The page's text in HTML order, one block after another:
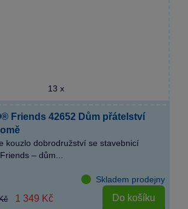
13 x
Friends 42652 Dům přátelství
kouzlo dobrodružství se stavebnicí
– dům...
Skladem prodejny
1 349 Kč Do košíku